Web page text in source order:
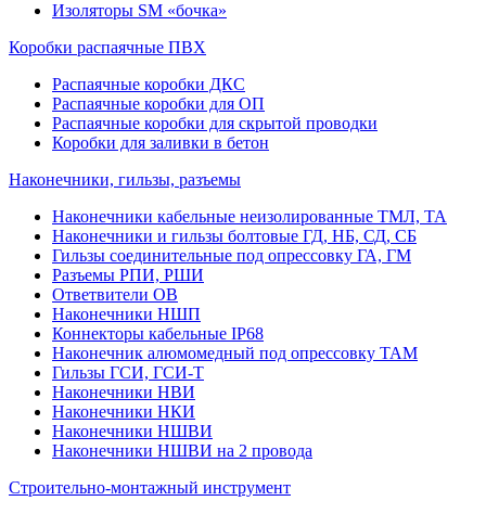
Изоляторы SM «бочка»
Коробки распаячные ПВХ
Распаячные коробки ДКС
Распаячные коробки для ОП
Распаячные коробки для скрытой проводки
Коробки для заливки в бетон
Наконечники, гильзы, разъемы
Наконечники кабельные неизолированные ТМЛ, ТА
Наконечники и гильзы болтовые ГД, НБ, СД, СБ
Гильзы соединительные под опрессовку ГА, ГМ
Разъемы РПИ, РШИ
Ответвители ОВ
Наконечники НШП
Коннекторы кабельные IP68
Наконечник алюмомедный под опрессовку ТАМ
Гильзы ГСИ, ГСИ-Т
Наконечники НВИ
Наконечники НКИ
Наконечники НШВИ
Наконечники НШВИ на 2 провода
Строительно-монтажный инструмент